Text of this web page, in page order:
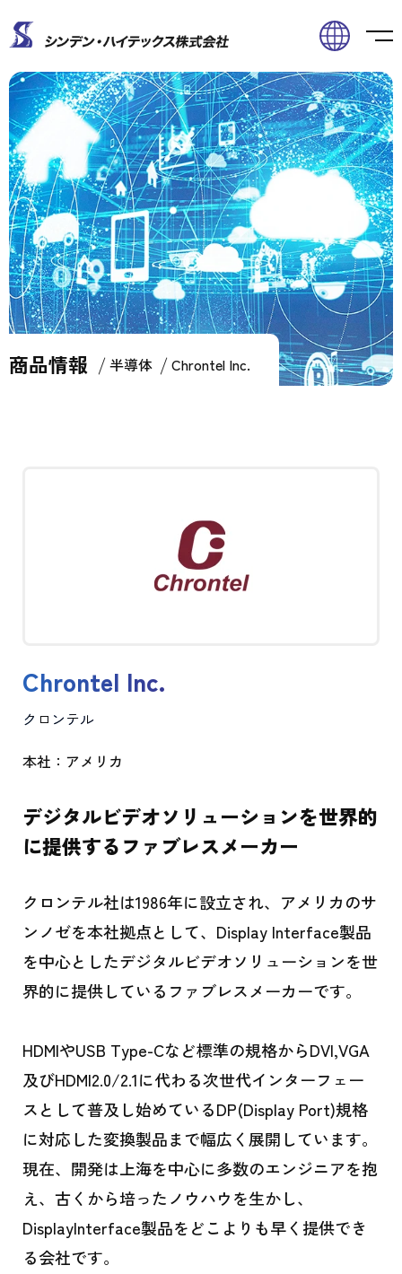
商品情報 Home
商品情報
半導体 Chrontel Inc.
Chrontel Inc.
クロンテル
本社：アメリカ
デジタルビデオソリューションを世界的
に提供するファブレスメーカー
クロンテル社は1986年に設立され、アメリカのサ
ンノゼを本社拠点として、Display Interface製品
を中心としたデジタルビデオソリューションを世
界的に提供しているファブレスメーカーです。
HDMIやUSB Type-Cなど標準の規格からDVI,VGA
及びHDMI2.0/2.1に代わる次世代インターフェー
スとして普及し始めているDP(Display Port)規格
に対応した変換製品まで幅広く展開しています。
現在、開発は上海を中心に多数のエンジニアを抱
え、古くから培ったノウハウを生かし、
DisplayInterface製品をどこよりも早く提供でき
る会社です。